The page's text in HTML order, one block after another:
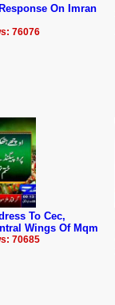
On Imran
76076
To Cec,
Wings Of Mqm
70685